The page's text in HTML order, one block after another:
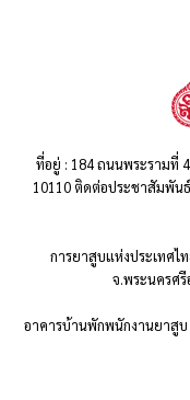
ที่อยู่ : 184 ถนนพระรามที่
10110 ติดต่อประชาสัมพัน
การยาสูบแห่งประเทศไ
จ.พระนครศรี
อาคารบ้านพักพนักงานยาสูบ